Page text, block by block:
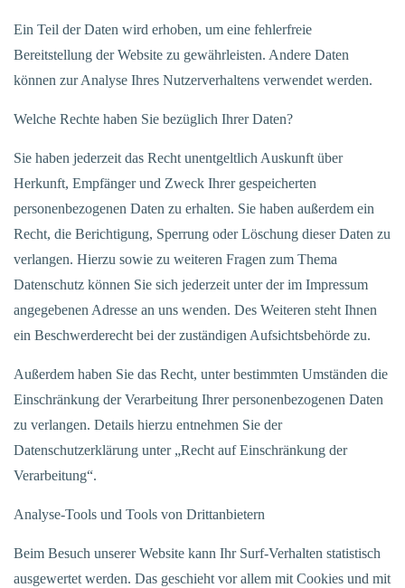
Ein Teil der Daten wird erhoben, um eine fehlerfreie
Bereitstellung der Website zu gewährleisten. Andere Daten
können zur Analyse Ihres Nutzerverhaltens verwendet werden.
Welche Rechte haben Sie bezüglich Ihrer Daten?
Sie haben jederzeit das Recht unentgeltlich Auskunft über
Herkunft, Empfänger und Zweck Ihrer gespeicherten
personenbezogenen Daten zu erhalten. Sie haben außerdem ein
Recht, die Berichtigung, Sperrung oder Löschung dieser Daten zu
verlangen. Hierzu sowie zu weiteren Fragen zum Thema
Datenschutz können Sie sich jederzeit unter der im Impressum
angegebenen Adresse an uns wenden. Des Weiteren steht Ihnen
ein Beschwerderecht bei der zuständigen Aufsichtsbehörde zu.
Außerdem haben Sie das Recht, unter bestimmten Umständen die
Einschränkung der Verarbeitung Ihrer personenbezogenen Daten
zu verlangen. Details hierzu entnehmen Sie der
Datenschutzerklärung unter „Recht auf Einschränkung der
Verarbeitung“.
Analyse-Tools und Tools von Drittanbietern
Beim Besuch unserer Website kann Ihr Surf-Verhalten statistisch
ausgewertet werden. Das geschieht vor allem mit Cookies und mit